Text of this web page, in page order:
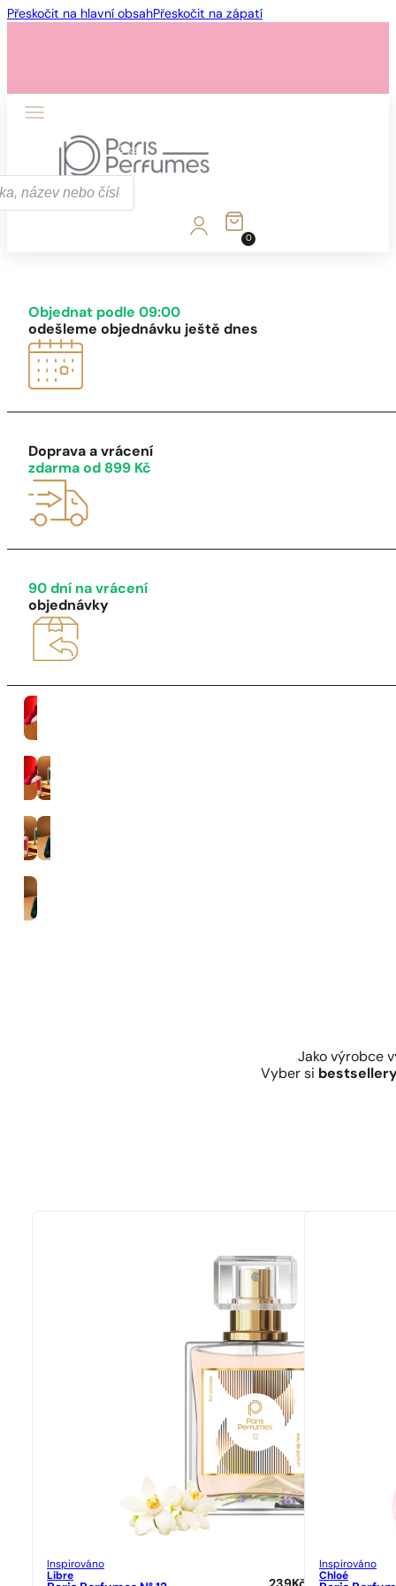
Přeskočit na hlavní obsahPřeskočit na zápatí
1 - 3 ks
0
Objednat podle 09:00
odešleme objednávku ještě dnes
Doprava a vrácení
zdarma od 899 Kč
90 dní na vrácení
objednávky
Ženy
35% parfemace
Muži
Jako výrobce
Vyber si
Inspirováno
Libre
Inspirováno
Chloé